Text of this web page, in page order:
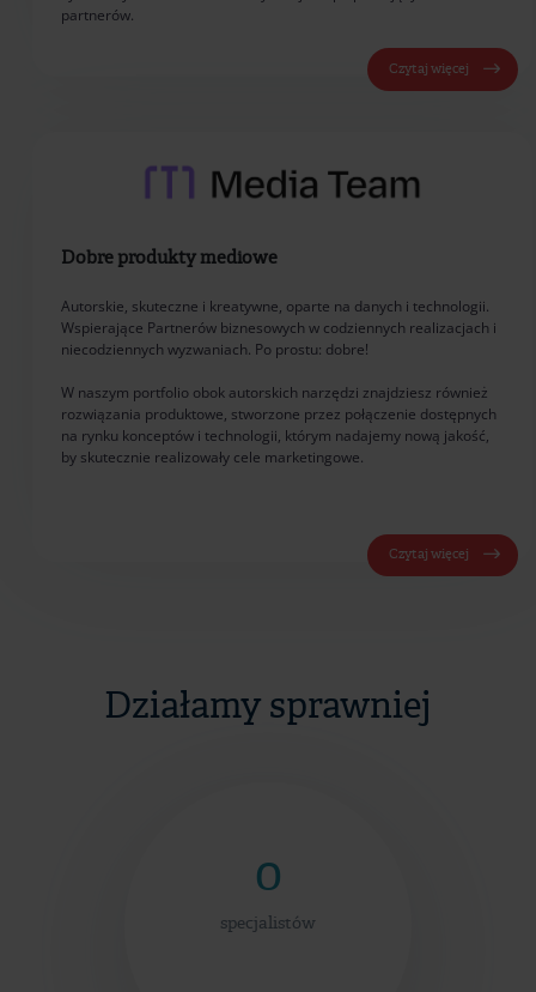
partnerów.
Czytaj więcej
Dobre produkty mediowe
Autorskie, skuteczne i kreatywne, oparte na danych i technologii.
Wspierające Partnerów biznesowych w codziennych realizacjach i
niecodziennych wyzwaniach. Po prostu: dobre!
W naszym portfolio obok autorskich narzędzi znajdziesz również
rozwiązania produktowe, stworzone przez połączenie dostępnych
na rynku konceptów i technologii, którym nadajemy nową jakość,
by skutecznie realizowały cele marketingowe.
Czytaj więcej
Działamy sprawniej
0
specjalistów